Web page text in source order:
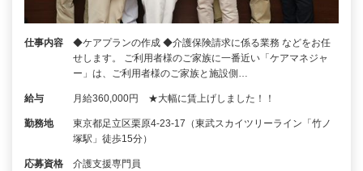
仕事内容
◆ケアプランの作成 ◆介護保険請求に係る業務 などをお任
せします。 ご利用者様のご家族に一番近い「ケアマネジャ
ー」は、ご利用者様のご家族と施設側…
給与 月給360,000円 ★大幅に賃上げしました！！
勤務地
東京都足立区栗原4-23-17（東武スカイツリーライン「竹ノ
塚駅」徒歩15分）
応募資格 介護支援専門員